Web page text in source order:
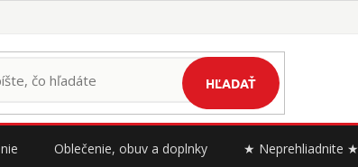
HĽADAŤ
Oblečenie, obuv a doplnky ★ Neprehliadnite ★